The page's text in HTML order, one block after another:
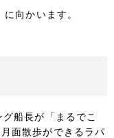
向かいます。
船長が「まるでこ
面散歩ができるラパ